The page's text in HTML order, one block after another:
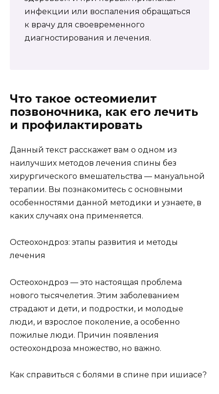
инфекции или воспаления обращаться
к врачу для своевременного
диагностирования и лечения.
Что такое остеомиелит
позвоночника, как его лечить
и профилактировать
Данный текст расскажет вам о одном из
наилучших методов лечения спины без
хирургического вмешательства — мануальной
терапии. Вы познакомитесь с основными
особенностями данной методики и узнаете, в
каких случаях она применяется.
Остеохондроз: этапы развития и методы
лечения
Остеохондроз — это настоящая проблема
нового тысячелетия. Этим заболеванием
страдают и дети, и подростки, и молодые
люди, и взрослое поколение, а особенно
пожилые люди. Причин появления
остеохондроза множество, но важно.
Как справиться с болями в спине при ишиасе?